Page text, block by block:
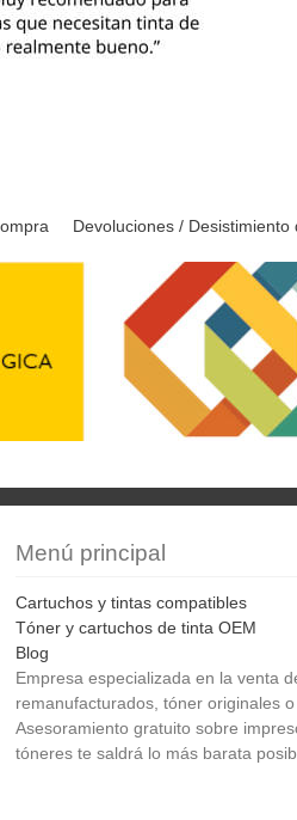
Devoluciones / Desistimiento
Menú principal
Cartuchos y tintas compatibles
Tóner y cartuchos de tinta OEM
Blog
Empresa especializada en la venta
remanufacturados, tóner originales
Asesoramiento gratuito sobre
tóneres te saldrá lo más barata